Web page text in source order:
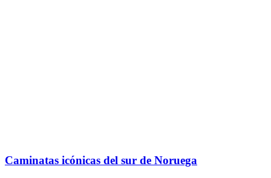
Caminatas icónicas del sur de Noruega